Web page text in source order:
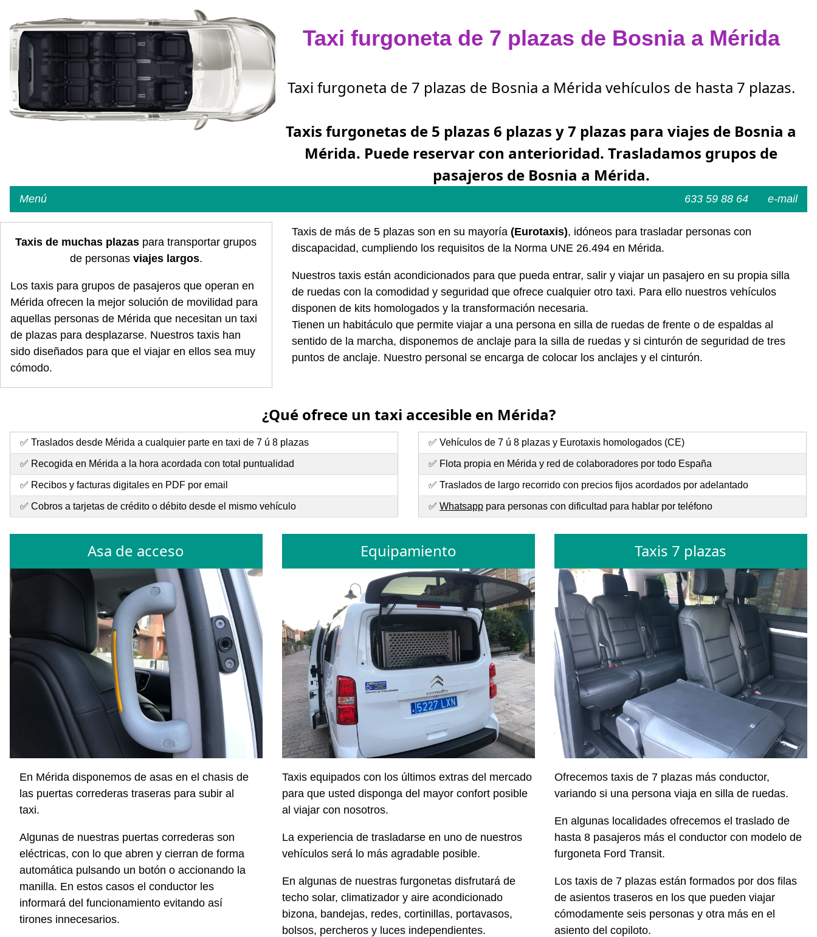
Taxi furgoneta de 7 plazas de Bosnia a Mérida
Taxi furgoneta de 7 plazas de Bosnia a Mérida vehículos de hasta 7 plazas.
Taxis furgonetas de 5 plazas 6 plazas y 7 plazas para viajes de Bosnia a
Mérida. Puede reservar con anterioridad. Trasladamos grupos de
pasajeros de Bosnia a Mérida.
e-mail
633 59 88 64
Menú
Taxis de muchas plazas para transportar grupos
de personas viajes largos.
Los taxis para grupos de pasajeros que operan en
Mérida ofrecen la mejor solución de movilidad para
aquellas personas de Mérida que necesitan un taxi
de plazas para desplazarse. Nuestros taxis han
sido diseñados para que el viajar en ellos sea muy
cómodo.
Taxis de más de 5 plazas son en su mayoría (Eurotaxis), idóneos para trasladar personas con
discapacidad, cumpliendo los requisitos de la Norma UNE 26.494 en Mérida.
Nuestros taxis están acondicionados para que pueda entrar, salir y viajar un pasajero en su propia silla
de ruedas con la comodidad y seguridad que ofrece cualquier otro taxi. Para ello nuestros vehículos
disponen de kits homologados y la transformación necesaria.
Tienen un habitáculo que permite viajar a una persona en silla de ruedas de frente o de espaldas al
sentido de la marcha, disponemos de anclaje para la silla de ruedas y si cinturón de seguridad de tres
puntos de anclaje. Nuestro personal se encarga de colocar los anclajes y el cinturón.
¿Qué ofrece un taxi accesible en Mérida?
✅ Traslados desde Mérida a cualquier parte en taxi de 7 ú 8 plazas
✅ Recogida en Mérida a la hora acordada con total puntualidad
✅ Recibos y facturas digitales en PDF por email
✅ Cobros a tarjetas de crédito o débito desde el mismo vehículo
✅ Vehículos de 7 ú 8 plazas y Eurotaxis homologados (CE)
✅ Flota propia en Mérida y red de colaboradores por todo España
✅ Traslados de largo recorrido con precios fijos acordados por adelantado
✅ Whatsapppara personas con dificultad para hablar por teléfono
Asa de acceso
En Mérida disponemos de asas en el chasis de
las puertas correderas traseras para subir al
taxi.
Algunas de nuestras puertas correderas son
eléctricas, con lo que abren y cierran de forma
automática pulsando un botón o accionando la
manilla. En estos casos el conductor les
informará del funcionamiento evitando así
tirones innecesarios.
Equipamiento
Taxis equipados con los últimos extras del mercado
para que usted disponga del mayor confort posible
al viajar con nosotros.
La experiencia de trasladarse en uno de nuestros
vehículos será lo más agradable posible.
En algunas de nuestras furgonetas disfrutará de
techo solar, climatizador y aire acondicionado
bizona, bandejas, redes, cortinillas, portavasos,
bolsos, percheros y luces independientes.
Taxis 7 plazas
Ofrecemos taxis de 7 plazas más conductor,
variando si una persona viaja en silla de ruedas.
En algunas localidades ofrecemos el traslado de
hasta 8 pasajeros más el conductor con modelo de
furgoneta Ford Transit.
Los taxis de 7 plazas están formados por dos filas
de asientos traseros en los que pueden viajar
cómodamente seis personas y otra más en el
asiento del copiloto.